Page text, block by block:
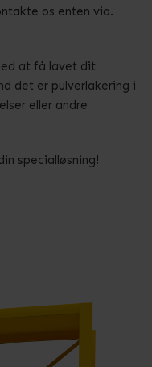
os enten via.
at få lavet dit
det er pulverlakering i
eller andre
specialløsning!